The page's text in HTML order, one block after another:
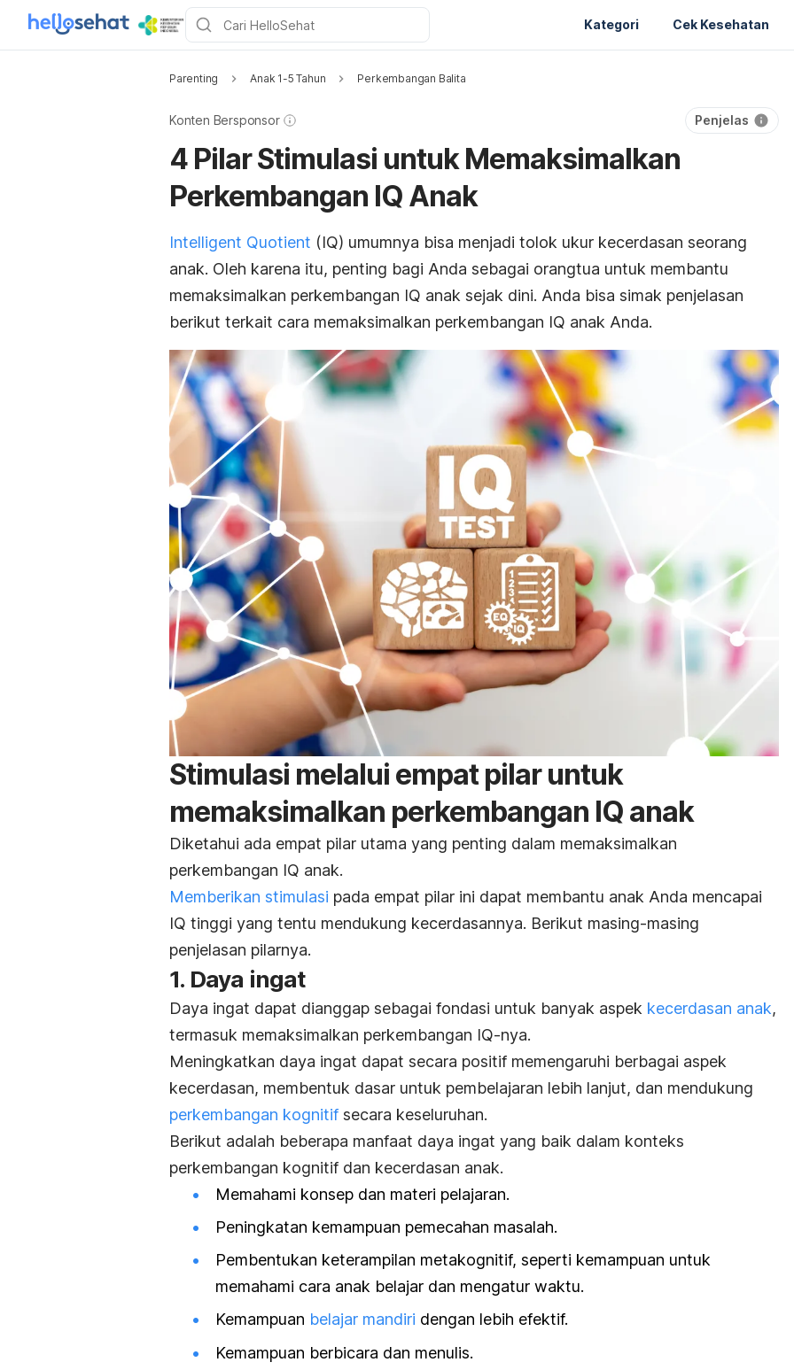
Kategori Cek Kesehatan
Parenting Anak 1-5 Tahun Perkembangan Balita
Konten Bersponsor Penjelas
4 Pilar Stimulasi untuk Memaksimalkan
Perkembangan IQ Anak
Intelligent Quotient (IQ) umumnya bisa menjadi tolok ukur kecerdasan seorang
anak. Oleh karena itu, penting bagi Anda sebagai orangtua untuk membantu
memaksimalkan perkembangan IQ anak sejak dini. Anda bisa simak penjelasan
berikut terkait cara memaksimalkan perkembangan IQ anak Anda.
Stimulasi melalui empat pilar untuk
memaksimalkan perkembangan IQ anak
Diketahui ada empat pilar utama yang penting dalam memaksimalkan
perkembangan IQ anak.
Memberikan stimulasi pada empat pilar ini dapat membantu anak Anda mencapai
IQ tinggi yang tentu mendukung kecerdasannya. Berikut masing-masing
penjelasan pilarnya.
1. Daya ingat
Daya ingat dapat dianggap sebagai fondasi untuk banyak aspek kecerdasan anak,
termasuk memaksimalkan perkembangan IQ-nya.
Meningkatkan daya ingat dapat secara positif memengaruhi berbagai aspek
kecerdasan, membentuk dasar untuk pembelajaran lebih lanjut, dan mendukung
perkembangan kognitif secara keseluruhan.
Berikut adalah beberapa manfaat daya ingat yang baik dalam konteks
perkembangan kognitif dan kecerdasan anak.
Memahami konsep dan materi pelajaran.
Peningkatan kemampuan pemecahan masalah.
Pembentukan keterampilan metakognitif, seperti kemampuan untuk
memahami cara anak belajar dan mengatur waktu.
Kemampuan belajar mandiri dengan lebih efektif.
Kemampuan berbicara dan menulis.